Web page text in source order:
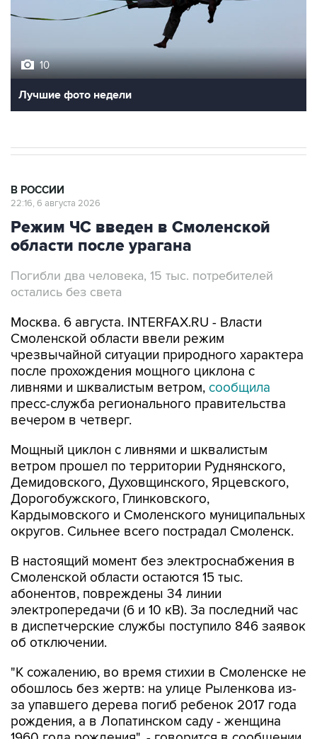
10
Лучшие фото недели
В РОССИИ
22:16, 6 августа 2026
Режим ЧС введен в Смоленской
области после урагана
Погибли два человека, 15 тыс. потребителей
остались без света
Москва. 6 августа. INTERFAX.RU - Власти
Смоленской области ввели режим
чрезвычайной ситуации природного характера
после прохождения мощного циклона с
ливнями и шквалистым ветром, сообщила
пресс-служба регионального правительства
вечером в четверг.
Мощный циклон с ливнями и шквалистым
ветром прошел по территории Руднянского,
Демидовского, Духовщинского, Ярцевского,
Дорогобужского, Глинковского,
Кардымовского и Смоленского муниципальных
округов. Сильнее всего пострадал Смоленск.
В настоящий момент без электроснабжения в
Смоленской области остаются 15 тыс.
абонентов, повреждены 34 линии
электропередачи (6 и 10 кВ). За последний час
в диспетчерские службы поступило 846 заявок
об отключении.
"К сожалению, во время стихии в Смоленске не
обошлось без жертв: на улице Рыленкова из-
за упавшего дерева погиб ребенок 2017 года
рождения, а в Лопатинском саду - женщина